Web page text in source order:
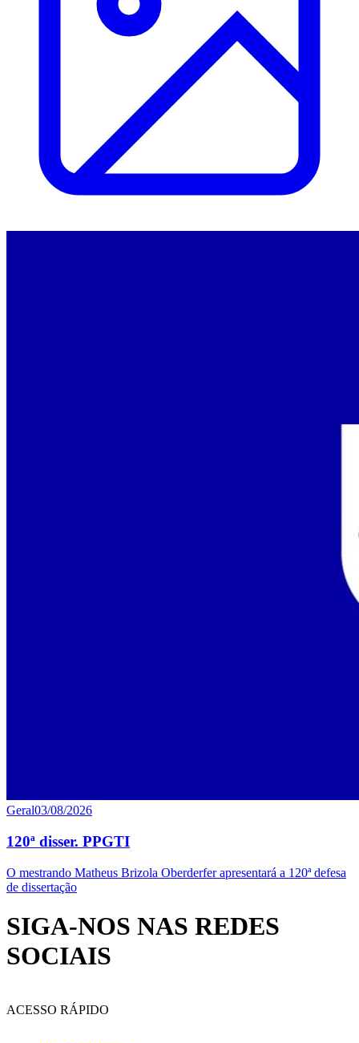
Geral03/08/2026
120ª disser. PPGTI
O mestrando Matheus Brizola Oberderfer apresentará a 120ª defesa
de dissertação
SIGA-NOS NAS REDES
SOCIAIS
ACESSO RÁPIDO